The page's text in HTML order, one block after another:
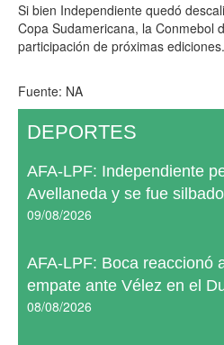
Si bien Independiente quedó
Copa Sudamericana, la Conmebol
participación de próximas ediciones.
Fuente: NA
DEPORTES
AFA-LPF: Independiente
Avellaneda y se fue silbado
09/08/2026
AFA-LPF: Boca reaccionó
empate ante Vélez en el
08/08/2026